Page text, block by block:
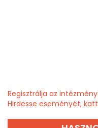
Regisztrálja az
Hirdesse eseményét,